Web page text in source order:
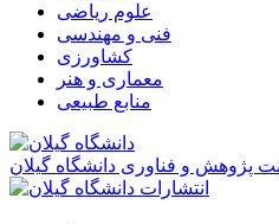
علوم ریاضی
فنی و مهندسی
کشاورزی
معماری و هنر
منابع طبیعی
پژوهش و فناوری دانشگاه گیلان